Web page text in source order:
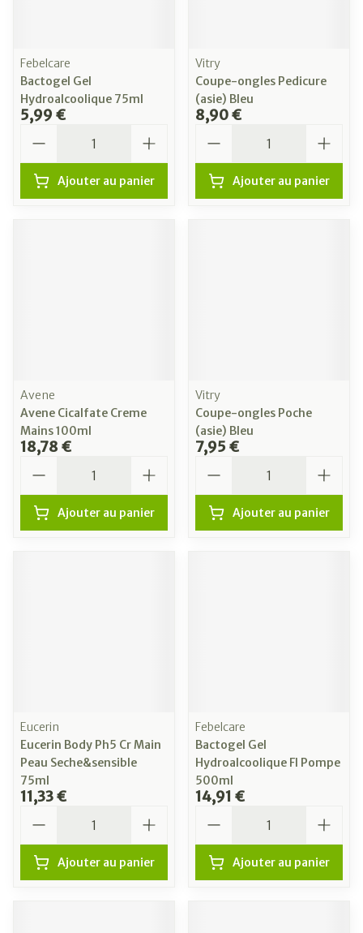
Febelcare
Bactogel Gel
Hydroalcoolique 75ml
5,99 €
Ajouter au panier
Vitry
Coupe-ongles Pedicure
(asie) Bleu
8,90 €
Ajouter au panier
Avene
Avene Cicalfate Creme
Mains 100ml
18,78 €
Ajouter au panier
Vitry
Coupe-ongles Poche
(asie) Bleu
7,95 €
Ajouter au panier
Eucerin
Eucerin Body Ph5 Cr Main
Peau Seche&sensible
75ml
11,33 €
Ajouter au panier
Febelcare
Bactogel Gel
Hydroalcoolique Fl Pompe
500ml
14,91 €
Ajouter au panier